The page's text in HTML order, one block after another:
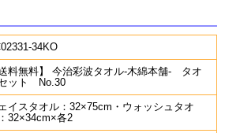
34KO
送料無料】 今治彩波タオル-木綿本舗- タオ
ット No.30
イスタオル：32×75cm・ウォッシュタオ
32×34cm×各2